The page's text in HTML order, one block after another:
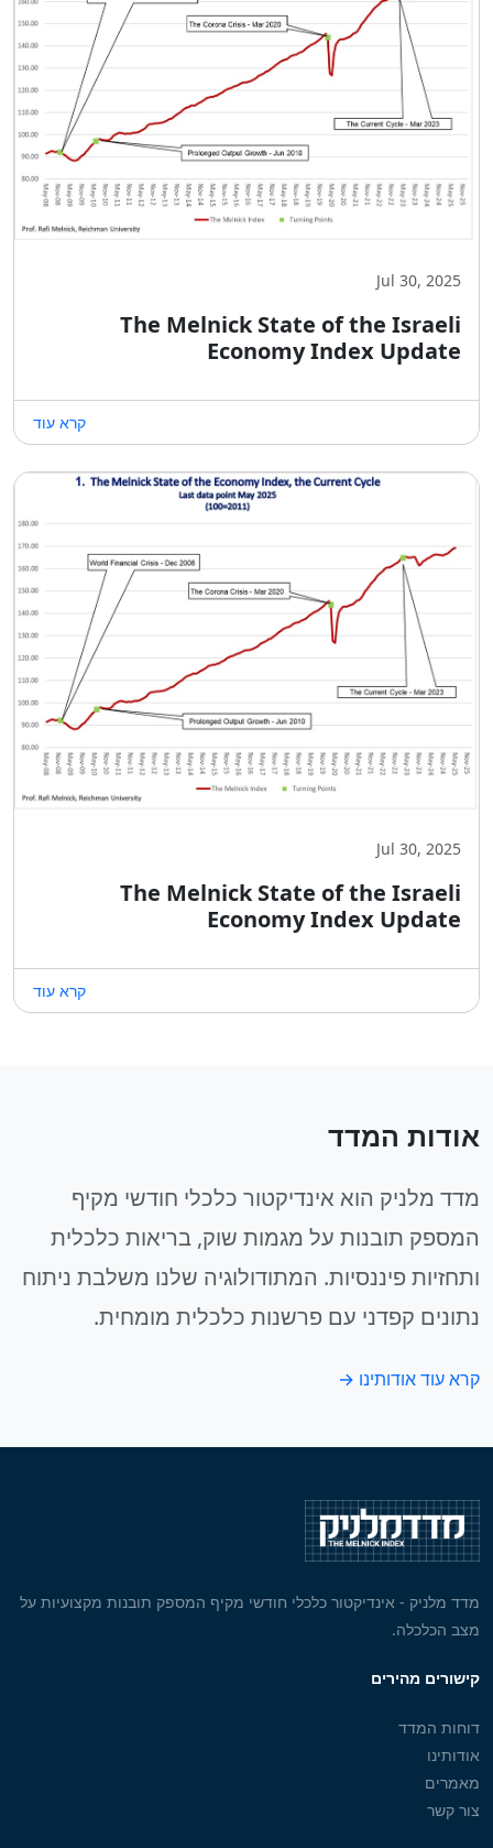
Jul 30, 2025
The Melnick State of the Israeli
Economy Index Update
קרא עוד
Jul 30, 2025
The Melnick State of the Israeli
Economy Index Update
קרא עוד
אודות המדד
מדד מלניק הוא אינדיקטור כלכלי חודשי מקיף
המספק תובנות על מגמות שוק, בריאות כלכלית
ותחזיות פיננסיות. המתודולוגיה שלנו משלבת ניתוח
נתונים קפדני עם פרשנות כלכלית מומחית.
קרא עוד אודותינו →
מדד מלניק - אינדיקטור כלכלי חודשי מקיף המספק תובנות מקצועיות על
מצב הכלכלה.
קישורים מהירים
דוחות המדד
אודותינו
מאמרים
צור קשר